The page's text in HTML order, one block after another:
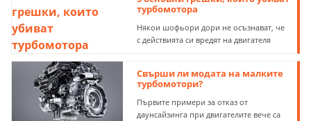
турбомотора
Някои шофьори дори не осъзнават, че
с действията си вредят на двигателя
Свърши ли модата на малките
турбомотори?
Първите примери за отказ от
даунсайзинга при двигателите вече са